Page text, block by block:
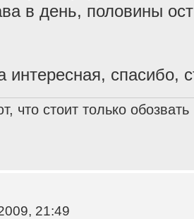
в день, половины
интересная, спасибо,
что стоит только
21:49